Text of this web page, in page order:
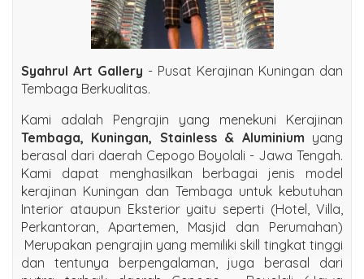
Syahrul Art Gallery - Pusat Kerajinan Kuningan dan
Tembaga Berkualitas.
Kami adalah Pengrajin yang menekuni Kerajinan
Tembaga, Kuningan, Stainless & Aluminium yang
berasal dari daerah Cepogo Boyolali - Jawa Tengah.
Kami dapat menghasilkan berbagai jenis model
kerajinan Kuningan dan Tembaga untuk kebutuhan
Interior ataupun Eksterior yaitu seperti (Hotel, Villa,
Perkantoran, Apartemen, Masjid dan Perumahan)
Merupakan pengrajin yang memiliki skill tingkat tinggi
dan tentunya berpengalaman, juga berasal dari